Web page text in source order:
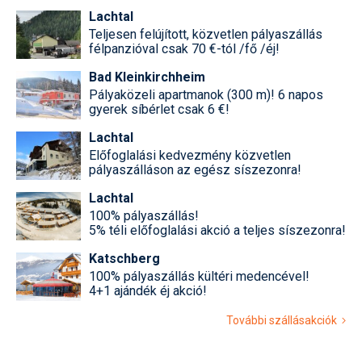
Lachtal
Teljesen felújított, közvetlen pályaszállás
félpanzióval csak 70 €-tól /fő /éj!
Bad Kleinkirchheim
Pályaközeli apartmanok (300 m)! 6 napos
gyerek síbérlet csak 6 €!
Lachtal
Előfoglalási kedvezmény közvetlen
pályaszálláson az egész síszezonra!
Lachtal
100% pályaszállás!
5% téli előfoglalási akció a teljes síszezonra!
Katschberg
100% pályaszállás kültéri medencével!
4+1 ajándék éj akció!
További szállásakciók